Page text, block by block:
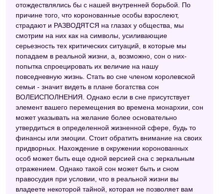
отождествлялись бы с нашей внутренней борьбой. По
причине того, что коронованные особы взрослеют,
страдают и РАЗВОДЯТСЯ на глазах у общества, мы
смотрим на них как на символы, усиливающие
серьезность тех критических ситуаций, в которые мы
попадаем в реальной жизни, а, возможно, сон о них-
попытка спроецировать их величие на нашу
повседневную жизнь. Стать во сне членом королевской
семьи - значит видеть в плане богатства сон
ВОЛЕИСПОЛНЕНИЯ. Однако если в сне присутствует
элемент вашего перемещения во времена монархии, сон
может указывать на желание более основательно
утвердиться в определенной жизненной сфере, будь то
финансы или эмоции. Стоит обратить внимание на своих
придворных. Нахождение в окружении коронованных
особ может быть еще одной версией сна с зеркальным
отражением. Однако такой сон может быть и сном
правосудия при условии, что в реальной жизни вы
владеете некоторой тайной, которая не позволяет вам